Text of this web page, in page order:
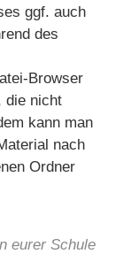
ggf. auch
des
Browser
die nicht
kann man
nach
Ordner
eurer Schule